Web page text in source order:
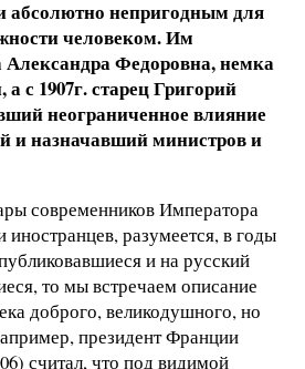
абсолютно непригодным для
человеком. Им
Федоровна, немка
с 1907г. старец Григорий
неограниченное влияние
и назначавший министров и
современников Императора
разумеется, в годы
и на русский
то мы встречаем описание
доброго, великодушного, но
президент Франции
считал, что под видимой